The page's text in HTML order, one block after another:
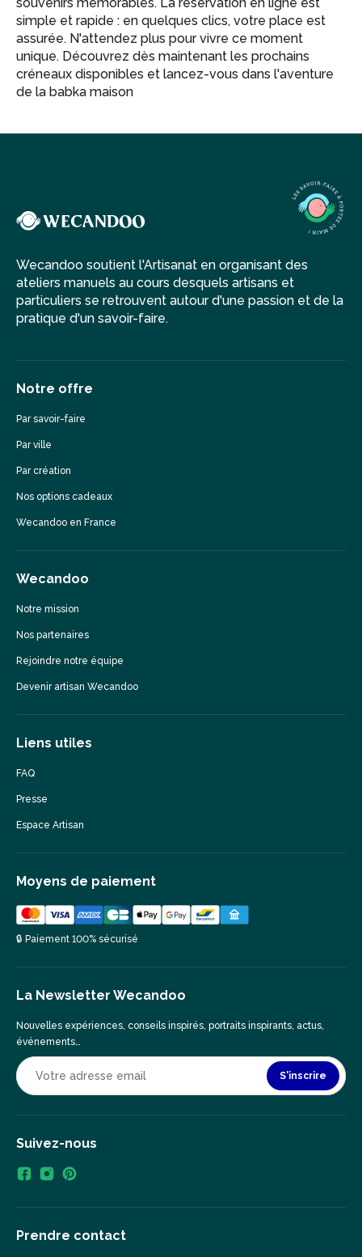
simple et rapide : en quelques clics, votre place est
assurée. N'attendez plus pour vivre ce moment
unique. Découvrez dès maintenant les prochains
créneaux disponibles et lancez-vous dans l'aventure
de la babka maison
Wecandoo soutient l'Artisanat en organisant des
ateliers manuels au cours desquels artisans et
particuliers se retrouvent autour d'une passion et de la
pratique d'un savoir-faire.
Notre offre
Par savoir-faire
Par ville
Par création
Nos options cadeaux
Wecandoo en France
Wecandoo
Notre mission
Nos partenaires
Rejoindre notre équipe
Devenir artisan Wecandoo
Liens utiles
FAQ
Presse
Espace Artisan
Moyens de paiement
🔒 Paiement 100% sécurisé
La Newsletter Wecandoo
Nouvelles expériences, conseils inspirés, portraits inspirants, actus,
événements…
S'inscrire
Suivez-nous
Prendre contact